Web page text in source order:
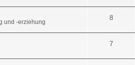
und -erziehung
8
7